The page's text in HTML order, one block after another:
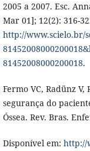
2005 a 2007. Esc.
Mar 01]; 12(2): 316-
http://www.scielo.br/
81452008000200018.
Fermo VC, Radünz
segurança do
Óssea. Rev. Bras.
Disponível em: http://